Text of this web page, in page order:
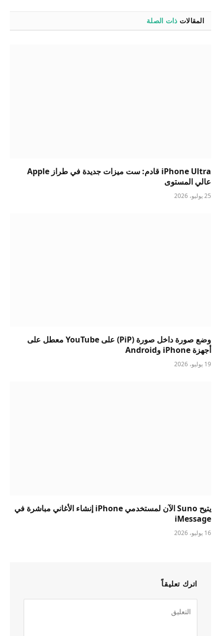
المقالات ذات الصلة
iPhone Ultra قادم: ست ميزات جديدة في طراز Apple
عالي المستوى
25 يوليو، 2026
وضع صورة داخل صورة (PiP) على YouTube معطل على
أجهزة iPhone وAndroid
19 يوليو، 2026
يتيح Suno الآن لمستخدمي iPhone إنشاء الأغاني مباشرة في
iMessage
16 يوليو، 2026
اترك تعليقاً